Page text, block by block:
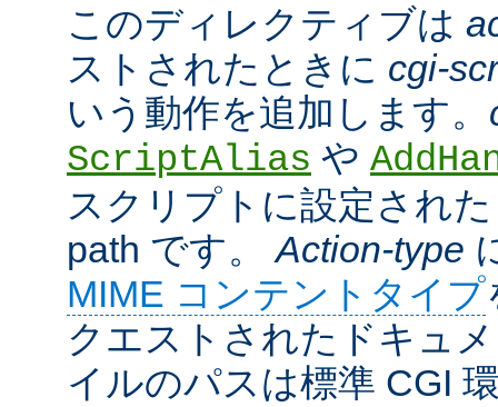
このディレクティブは
ストされたときに cgi-
いう動作を追加します。
ScriptAlias や
スクリプトに設定され
path です。Action-type
MIME コンテントタイプ
クエストされたドキュ
イルのパスは標準 CGI